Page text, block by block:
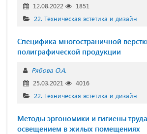
12.08.2022
1851
22. Техническая эстетика и дизайн
Специфика многостраничной
полиграфической продукции
Рябова О.А.
25.03.2021
4016
22. Техническая эстетика и дизайн
Методы эргономики и гигиены
освещением в жилых помещениях